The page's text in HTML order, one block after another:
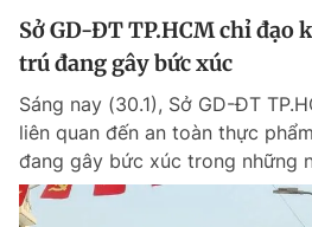
Sở GD-ĐT TP.HCM chỉ đạo
trú đang gây bức xúc
Sáng nay (30.1), Sở GD-ĐT
liên quan đến an toàn thực
đang gây bức xúc trong những